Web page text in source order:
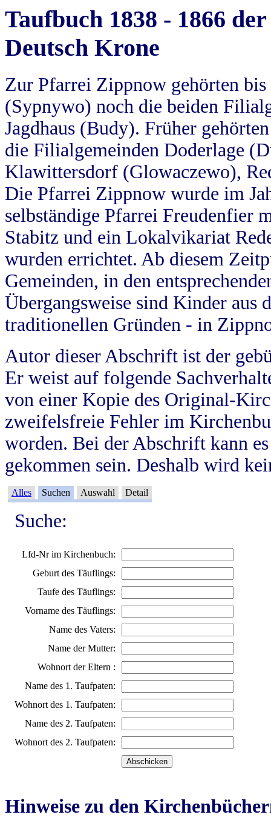
Taufbuch 1838 - 1866
Deutsch Krone
Zur Pfarrei Zippnow gehörten
(Sypnywo) noch die beiden
Jagdhaus (Budy). Früher
die Filialgemeinden Doderlage
Klawittersdorf (Glowaczewo),
Die Pfarrei Zippnow wurde im
selbständige Pfarrei Freudenfier
Stabitz und ein Lokalvikariat
wurden errichtet. Ab diesem
Gemeinden, in den
Übergangsweise sind Kinder aus
traditionellen Gründen - in
Autor dieser Abschrift ist der
Er weist auf folgende
von einer Kopie des Original-
zweifelsfreie Fehler im
worden. Bei der Abschrift kann
gekommen sein. Deshalb wird
Alles Suchen Auswahl Detail
Suche:
Lfd-Nr im Kirchenbuch:
Geburt des Täuflings:
Taufe des Täuflings:
Vorname des Täuflings:
Name des Vaters:
Name der Mutter:
Wohnort der Eltern :
Name des 1. Taufpaten:
Wohnort des 1. Taufpaten:
Name des 2. Taufpaten:
Wohnort des 2. Taufpaten:
Hinweise zu den